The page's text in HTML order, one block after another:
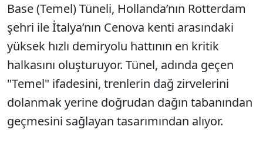
Base (Temel) Tüneli, Hollanda’nın Rotterdam
şehri ile İtalya’nın Cenova kenti arasındaki
yüksek hızlı demiryolu hattının en kritik
halkasını oluşturuyor. Tünel, adında geçen
"Temel" ifadesini, trenlerin dağ zirvelerini
dolanmak yerine doğrudan dağın tabanından
geçmesini sağlayan tasarımından alıyor.